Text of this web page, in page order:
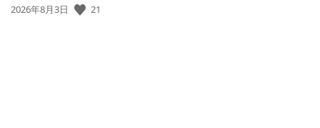
公
2026年8月3日 21